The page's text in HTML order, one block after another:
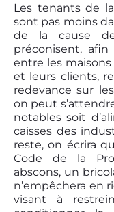
Les tenants de
sont pas moins
de la cause
préconisent,
entre les
et leurs clients,
redevance sur
on peut
notables soit
caisses des
reste, on écrira
Code de la
abscons, un
n’empêchera en
visant à